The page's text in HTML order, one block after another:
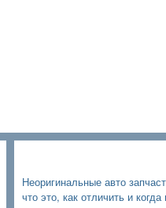
Неоригинальные авто
что это, как отличить и когда